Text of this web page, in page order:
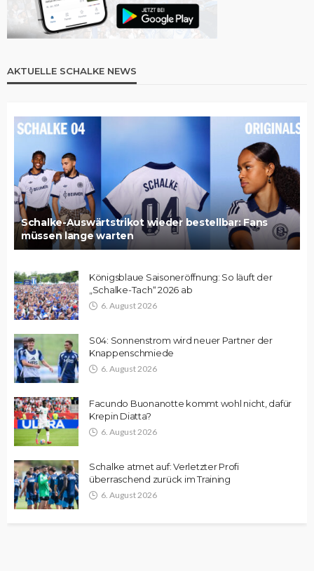
AKTUELLE SCHALKE NEWS
Schalke-Auswärtstrikot wieder bestellbar: Fans
müssen lange warten
Königsblaue Saisoneröffnung: So läuft der
„Schalke-Tach“ 2026 ab
6. August 2026
S04: Sonnenstrom wird neuer Partner der
Knappenschmiede
6. August 2026
Facundo Buonanotte kommt wohl nicht, dafür
Krepin Diatta?
6. August 2026
Schalke atmet auf: Verletzter Profi
überraschend zurück im Training
6. August 2026